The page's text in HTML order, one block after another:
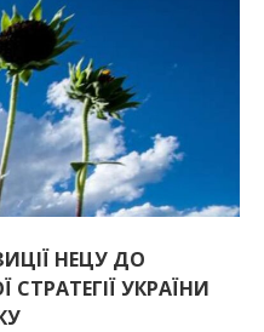
НЕЦУ ДО
СТРАТЕГІЇ УКРАЇНИ